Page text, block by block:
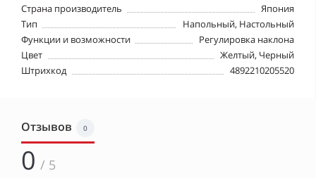
Страна производитель
Япония
Тип
Напольный, Настольный
Функции и возможности
Регулировка наклона
Цвет
Желтый, Черный
Штрихкод
4892210205520
Отзывов 0
0 / 5